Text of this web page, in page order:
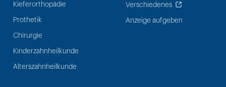
Kieferorthopädie
Prothetik
Chirurgie
Kinderzahnheilkunde
Alterszahnheilkunde
Verschiedenes
Anzeige aufgeben